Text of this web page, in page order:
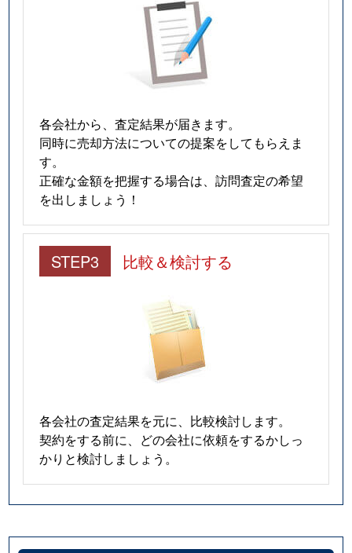
各会社から、査定結果が届きます。
同時に売却方法についての提案をしてもらえま
す。
正確な金額を把握する場合は、訪問査定の希望
を出しましょう！
STEP3 比較＆検討する
各会社の査定結果を元に、比較検討します。
契約をする前に、どの会社に依頼をするかしっ
かりと検討しましょう。